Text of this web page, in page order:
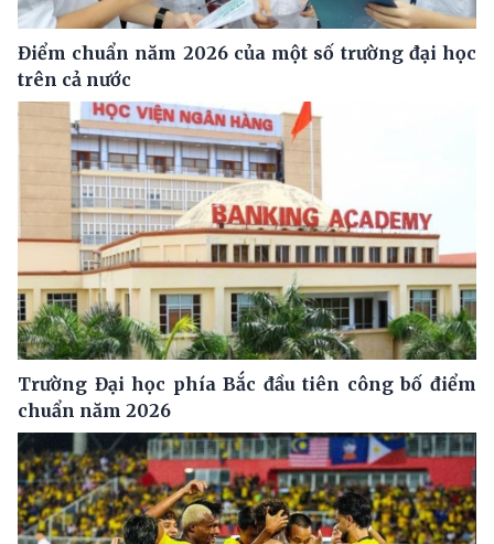
Điểm chuẩn năm 2026 của một số trường đại học
trên cả nước
Trường Đại học phía Bắc đầu tiên công bố điểm
chuẩn năm 2026